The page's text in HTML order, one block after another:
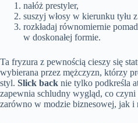
nałóż prestyler,
suszyj włosy w kierunku tyłu
rozkładaj równomiernie
w doskonałej formie.
Ta fryzura z pewnością cieszy się
wybierana przez mężczyzn, którzy
styl. Slick back nie tylko podkreśla
zapewnia schludny wygląd, co
zarówno w modzie biznesowej, jak